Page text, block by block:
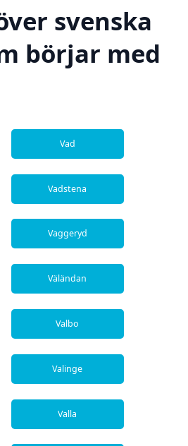
svenska
börjar med
Vad
Vadstena
Vaggeryd
Väländan
Valbo
Valinge
Valla